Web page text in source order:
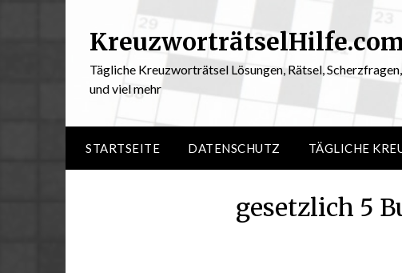
Tägliche Kreuzworträtsel Lösungen, Rätsel,
und viel mehr
STARTSEITE DATENSCHUTZ TÄGLICHE
gesetzlich 5